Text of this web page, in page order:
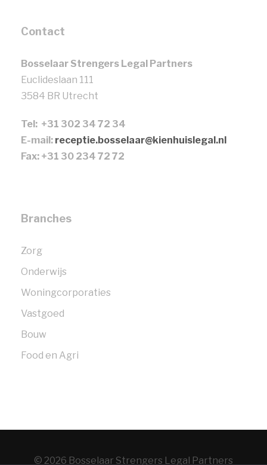
Contact
Bosselaar Strengers Legal Partners
Euclideslaan 111
3584 BR Utrecht
Tel: +31 302 34 72 34
E-mail: receptie.bosselaar@kienhuislegal.nl
Fax: +31 30 234 72 72
Branches
Zorg
Onderwijs
Woningcorporaties
Vastgoed
Bouw
Food en Agri
© 2026 Bosselaar Strengers Legal Partners